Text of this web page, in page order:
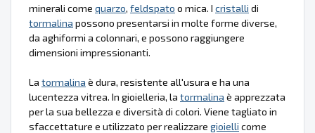
minerali come quarzo, feldspato o mica. I cristalli di
tormalina possono presentarsi in molte forme diverse,
da aghiformi a colonnari, e possono raggiungere
dimensioni impressionanti.
La tormalina è dura, resistente all'usura e ha una
lucentezza vitrea. In gioielleria, la tormalina è apprezzata
per la sua bellezza e diversità di colori. Viene tagliato in
sfaccettature e utilizzato per realizzare gioielli come